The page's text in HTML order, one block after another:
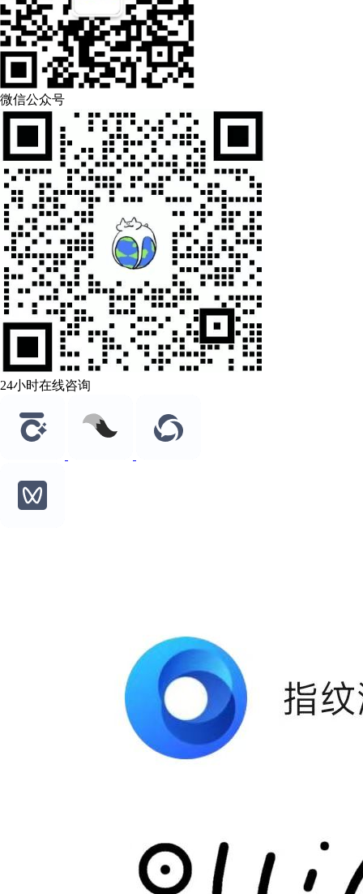
微信公众号
24小时在线咨询